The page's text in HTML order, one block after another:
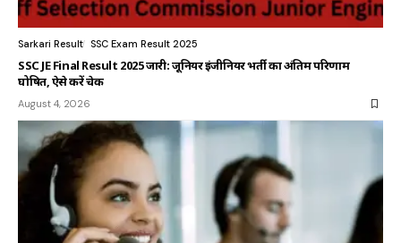
Sarkari Result SSC Exam Result 2025
SSC JE Final Result 2025 जारी: जूनियर इंजीनियर भर्ती का अंतिम परिणाम
घोषित, ऐसे करें चेक
August 4, 2026